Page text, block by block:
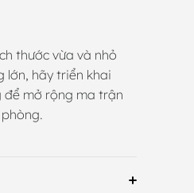
thước vừa và nhỏ
lớn, hãy triển khai
để mở rộng ma trận